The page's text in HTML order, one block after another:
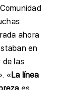
ahora
en
de las
«La línea